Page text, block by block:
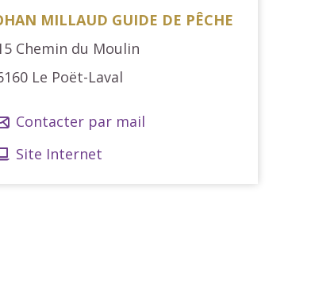
MILLAUD GUIDE DE PÊCHE
Chemin du Moulin
Le Poët-Laval
Contacter par mail
Site Internet